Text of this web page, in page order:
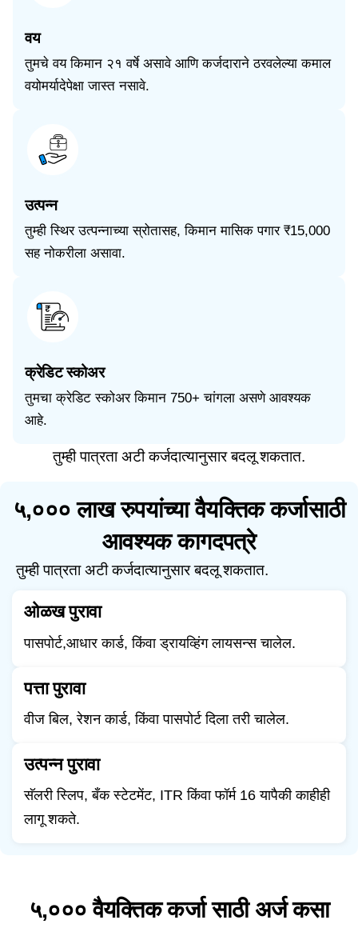
वय
तुमचे वय किमान २१ वर्षे असावे आणि कर्जदाराने ठरवलेल्या कमाल
वयोमर्यादेपेक्षा जास्त नसावे.
उत्पन्न
तुम्ही स्थिर उत्पन्नाच्या स्रोतासह, किमान मासिक पगार ₹15,000
सह नोकरीला असावा.
क्रेडिट स्कोअर
तुमचा क्रेडिट स्कोअर किमान 750+ चांगला असणे आवश्यक
आहे.
तुम्ही पात्रता अटी कर्जदात्यानुसार बदलू शकतात.
५,००० लाख रुपयांच्या वैयक्तिक कर्जासाठी
आवश्यक कागदपत्रे
तुम्ही पात्रता अटी कर्जदात्यानुसार बदलू शकतात.
ओळख पुरावा
पासपोर्ट,आधार कार्ड, किंवा ड्रायव्हिंग लायसन्स चालेल.
पत्ता पुरावा
वीज बिल, रेशन कार्ड, किंवा पासपोर्ट दिला तरी चालेल.
उत्पन्न पुरावा
सॅलरी स्लिप, बँक स्टेटमेंट, ITR किंवा फॉर्म 16 यापैकी काहीही
लागू शकते.
५,००० वैयक्तिक कर्जा साठी अर्ज कसा